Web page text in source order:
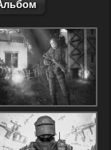
Clan-su
Ответить ➤
2 + OGSR +